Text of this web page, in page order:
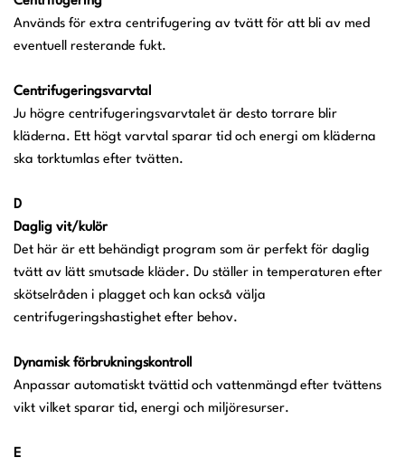
Används för extra centrifugering av tvätt för att bli av med
eventuell resterande fukt.
Centrifugeringsvarvtal
Ju högre centrifugeringsvarvtalet är desto torrare blir
kläderna. Ett högt varvtal sparar tid och energi om kläderna
ska torktumlas efter tvätten.
D
Daglig vit/kulör
Det här är ett behändigt program som är perfekt för daglig
tvätt av lätt smutsade kläder. Du ställer in temperaturen efter
skötselråden i plagget och kan också välja
centrifugeringshastighet efter behov.
Dynamisk förbrukningskontroll
Anpassar automatiskt tvättid och vattenmängd efter tvättens
vikt vilket sparar tid, energi och miljöresurser.
E